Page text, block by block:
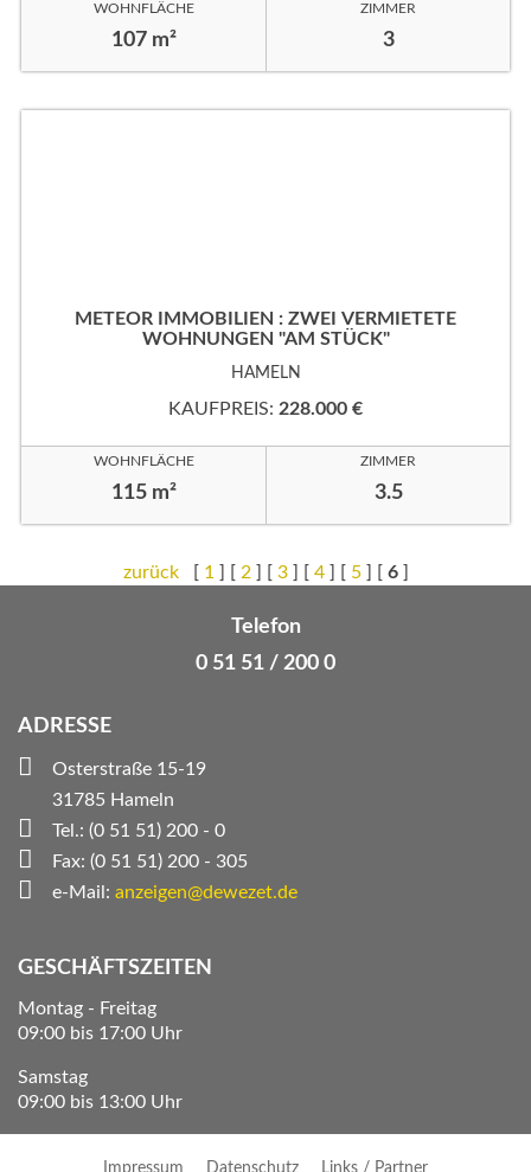
WOHNFLÄCHE
107 m²
ZIMMER
3
METEOR IMMOBILIEN : ZWEI VERMIETETE
WOHNUNGEN "AM STÜCK"
HAMELN
KAUFPREIS: 228.000 €
WOHNFLÄCHE
115 m²
ZIMMER
3.5
zurück[ 1 ] [ 2] [ 3] [ 4] [ 5] [ 6]
Telefon
0 51 51 / 200 0
ADRESSE
Osterstraße 15-19
31785 Hameln
Tel.: (0 51 51) 200 - 0
Fax: (0 51 51) 200 - 305
e-Mail: anzeigen@dewezet.de
GESCHÄFTSZEITEN
Montag - Freitag
09:00 bis 17:00 Uhr
Samstag
09:00 bis 13:00 Uhr
Impressum Datenschutz Links / Partner